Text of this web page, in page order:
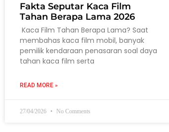
Fakta Seputar Kaca Film
Tahan Berapa Lama 2026
Kaca Film Tahan Berapa Lama? Saat
membahas kaca film mobil, banyak
pemilik kendaraan penasaran soal daya
tahan kaca film serta
READ MORE »
27/04/2026 No Comments